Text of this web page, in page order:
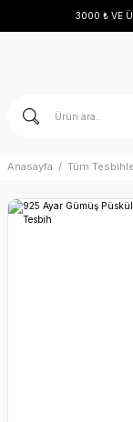
3000 ₺ VE
Anasayfa Tüm